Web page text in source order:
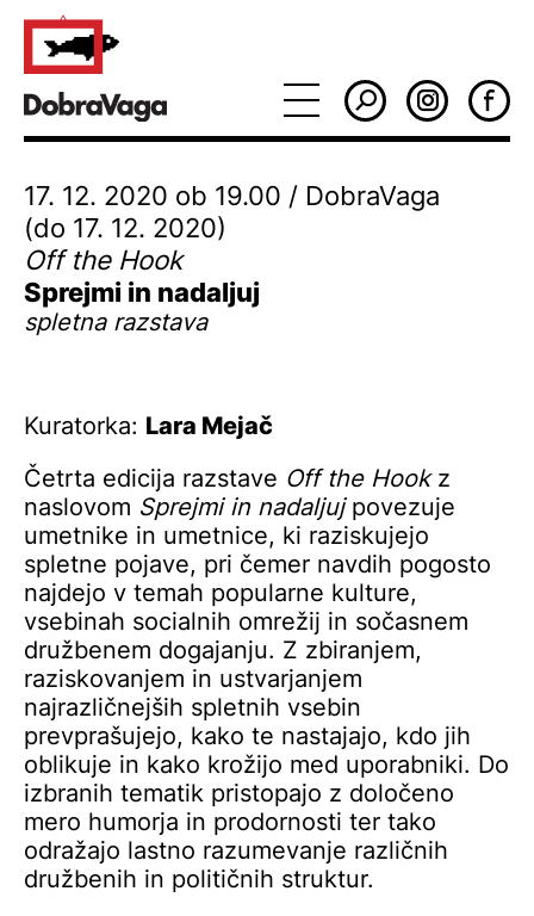
17. 12. 2020 ob 19.00 / DobraVaga
(do 17. 12. 2020)
Off the Hook
Sprejmi in nadaljuj
spletna razstava
Kuratorka: Lara Mejač
Četrta edicija razstave Off the Hookz
naslovom Sprejmi in nadaljujpovezuje
umetnike in umetnice, ki raziskujejo
spletne pojave, pri čemer navdih pogosto
najdejo v temah popularne kulture,
vsebinah socialnih omrežij in sočasnem
družbenem dogajanju. Z zbiranjem,
raziskovanjem in ustvarjanjem
najrazličnejših spletnih vsebin
prevprašujejo, kako te nastajajo, kdo jih
oblikuje in kako krožijo med uporabniki. Do
izbranih tematik pristopajo z določeno
mero humorja in prodornosti ter tako
odražajo lastno razumevanje različnih
družbenih in političnih struktur.